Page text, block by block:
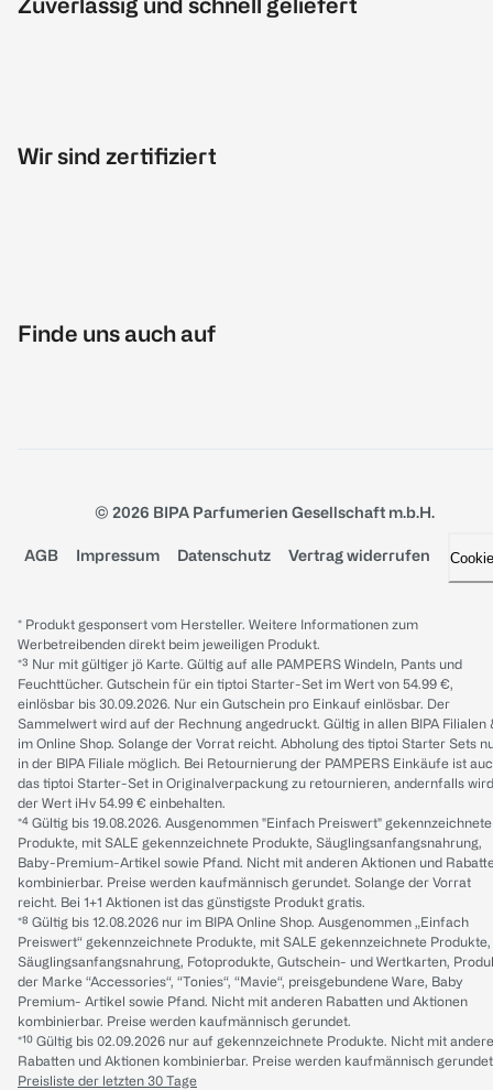
Zuverlässig und schnell geliefert
Wir sind zertifiziert
Finde uns auch auf
© 2026 BIPA Parfumerien Gesellschaft m.b.H.
AGB Impressum Datenschutz Vertrag widerrufen
* Produkt gesponsert vom Hersteller. Weitere Informationen zum
Werbetreibenden direkt beim jeweiligen Produkt.
*³ Nur mit gültiger jö Karte. Gültig auf alle PAMPERS Windeln, Pants und
Feuchttücher. Gutschein für ein tiptoi Starter-Set im Wert von 54.99 €,
einlösbar bis 30.09.2026. Nur ein Gutschein pro Einkauf einlösbar. Der
Sammelwert wird auf der Rechnung angedruckt. Gültig in allen BIPA Filialen
im Online Shop. Solange der Vorrat reicht. Abholung des tiptoi Starter Sets
in der BIPA Filiale möglich. Bei Retournierung der PAMPERS Einkäufe ist
das tiptoi Starter-Set in Originalverpackung zu retournieren, andernfalls wird
der Wert iHv 54.99 € einbehalten.
*⁴ Gültig bis 19.08.2026. Ausgenommen "Einfach Preiswert" gekennzeichnete
Produkte, mit SALE gekennzeichnete Produkte, Säuglingsanfangsnahrung,
Baby-Premium-Artikel sowie Pfand. Nicht mit anderen Aktionen und
kombinierbar. Preise werden kaufmännisch gerundet. Solange der Vorrat
reicht. Bei 1+1 Aktionen ist das günstigste Produkt gratis.
*⁸ Gültig bis 12.08.2026 nur im BIPA Online Shop. Ausgenommen „Einfach
Preiswert“ gekennzeichnete Produkte, mit SALE gekennzeichnete Produkte,
Säuglingsanfangsnahrung, Fotoprodukte, Gutschein- und Wertkarten,
der Marke “Accessories“, “Tonies“, “Mavie“, preisgebundene Ware, Baby
Premium- Artikel sowie Pfand. Nicht mit anderen Rabatten und Aktionen
kombinierbar. Preise werden kaufmännisch gerundet.
*¹⁰ Gültig bis 02.09.2026 nur auf gekennzeichnete Produkte. Nicht mit
Rabatten und Aktionen kombinierbar. Preise werden kaufmännisch
Preisliste der letzten 30 Tage